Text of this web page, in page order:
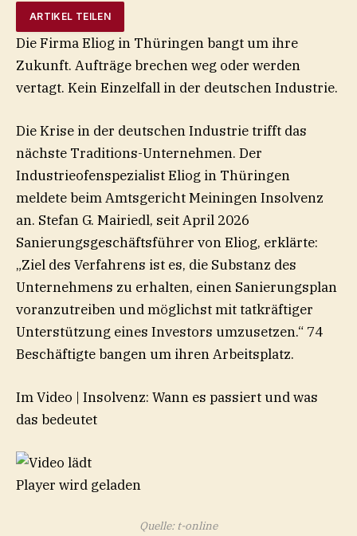
ARTIKEL TEILEN
Die Firma Eliog in Thüringen bangt um ihre
Zukunft. Aufträge brechen weg oder werden
vertagt. Kein Einzelfall in der deutschen Industrie.
Die Krise in der deutschen Industrie trifft das
nächste Traditions-Unternehmen. Der
Industrieofenspezialist Eliog in Thüringen
meldete beim Amtsgericht Meiningen Insolvenz
an. Stefan G. Mairiedl, seit April 2026
Sanierungsgeschäftsführer von Eliog, erklärte:
„Ziel des Verfahrens ist es, die Substanz des
Unternehmens zu erhalten, einen Sanierungsplan
voranzutreiben und möglichst mit tatkräftiger
Unterstützung eines Investors umzusetzen.“ 74
Beschäftigte bangen um ihren Arbeitsplatz.
Im Video | Insolvenz: Wann es passiert und was
das bedeutet
Player wird geladen
Quelle: t-online